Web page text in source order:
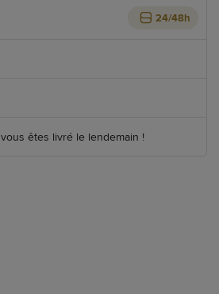
24/48h
êtes livré le lendemain !